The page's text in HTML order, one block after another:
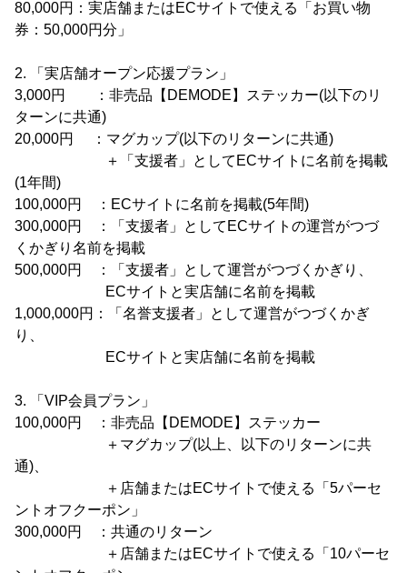
80,000円：実店舗またはECサイトで使える「お買い物
券：50,000円分」
2. 「実店舗オープン応援プラン」
3,000円 ：非売品【DEMODE】ステッカー(以下のリ
ターンに共通)
20,000円 ：マグカップ(以下のリターンに共通)
＋「支援者」としてECサイトに名前を掲載
(1年間)
100,000円 ：ECサイトに名前を掲載(5年間)
300,000円 ：「支援者」としてECサイトの運営がつづ
くかぎり名前を掲載
500,000円 ：「支援者」として運営がつづくかぎり、
ECサイトと実店舗に名前を掲載
1,000,000円：「名誉支援者」として運営がつづくかぎ
り、
ECサイトと実店舗に名前を掲載
3. 「VIP会員プラン」
100,000円 ：非売品【DEMODE】ステッカー
＋マグカップ(以上、以下のリターンに共
通)、
＋店舗またはECサイトで使える「5パーセ
ントオフクーポン」
300,000円 ：共通のリターン
＋店舗またはECサイトで使える「10パーセ